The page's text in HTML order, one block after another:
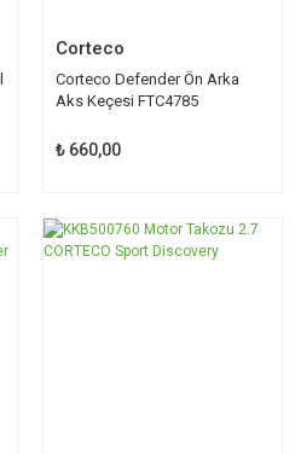
Corteco
Corteco Defender Ön Arka
Aks Keçesi FTC4785
₺ 660,00